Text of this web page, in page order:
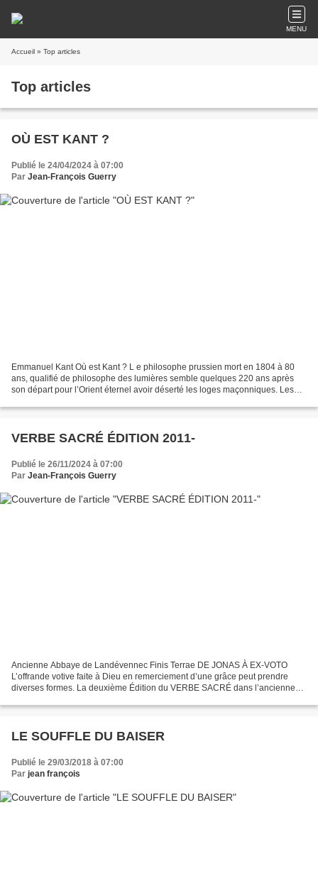
MENU
Accueil » Top articles
Top articles
OÙ EST KANT ?
Publié le 24/04/2024 à 07:00
Par Jean-François Guerry
Emmanuel Kant Où est Kant ? L e philosophe prussien mort en 1804 à 80
ans, qualifié de philosophe des lumières semble quelques 220 ans après
son départ pour l’Orient éternel avoir déserté les loges maçonniques. Les
VERBE SACRÉ ÉDITION 2011-
Publié le 26/11/2024 à 07:00
Par Jean-François Guerry
Ancienne Abbaye de Landévennec Finis Terrae DE JONAS À EX-VOTO
L’offrande votive faite à Dieu en remerciement d’une grâce peut prendre
diverses formes. La deuxième Édition du VERBE SACRÉ dans l’ancienne
LE SOUFFLE DU BAISER
Publié le 29/03/2018 à 07:00
Par jean françois